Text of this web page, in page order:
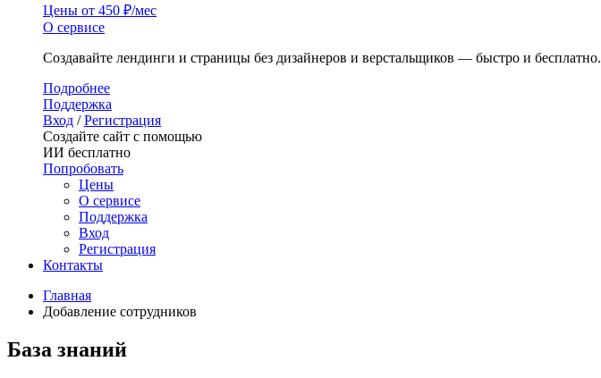
Цены от 450 ₽/мес
О сервисе
Создавайте лендинги и страницы без дизайнеров и верстальщиков — быстро и бесплатно.
Подробнее
Поддержка
Вход / Регистрация
Создайте сайт с помощью
ИИ бесплатно
Попробовать
Цены
О сервисе
Поддержка
Вход
Регистрация
Контакты
Главная
Добавление сотрудников
База знаний